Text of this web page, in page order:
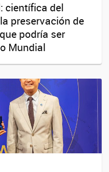
científica del
preservación de
podría ser
Mundial